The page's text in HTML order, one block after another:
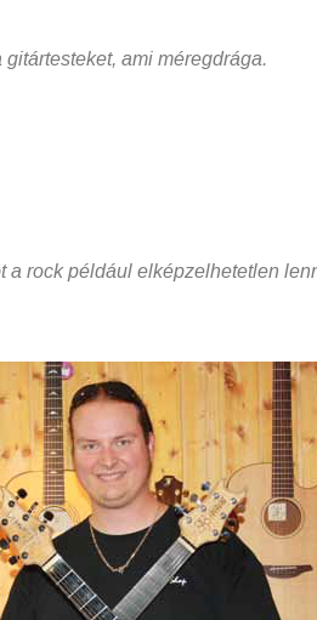
ami méregdrága.
például elképzelhetetlen